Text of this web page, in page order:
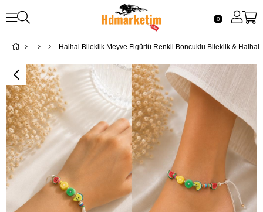
0
Halhal Bileklik Meyve Figürlü Renkli Boncuklu Bileklik & Halhal